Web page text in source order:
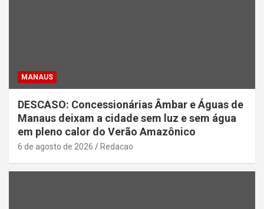
MANAUS
DESCASO: Concessionárias Âmbar e Águas de
Manaus deixam a cidade sem luz e sem água
em pleno calor do Verão Amazônico
6 de agosto de 2026 Redacao